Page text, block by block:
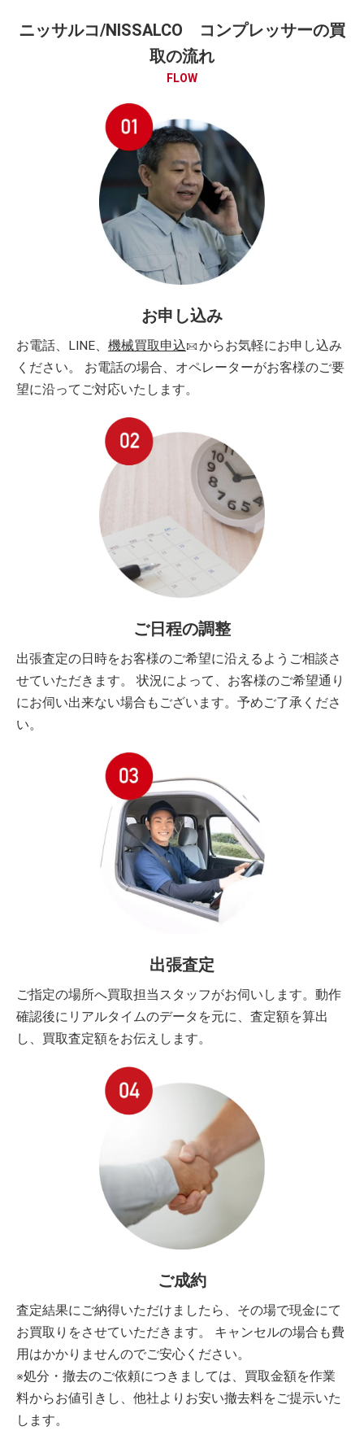
ニッサルコ/NISSALCO コンプレッサーの買
取の流れ
FLOW
お申し込み
お電話、LINE、 機械買取申込
からお気軽にお申し込み
ください。 お電話の場合、オペレーターがお客様のご要
望に沿ってご対応いたします。
ご日程の調整
出張査定の日時をお客様のご希望に沿えるようご相談さ
せていただきます。 状況によって、お客様のご希望通り
にお伺い出来ない場合もございます。予めご了承くださ
い。
出張査定
ご指定の場所へ買取担当スタッフがお伺いします。動作
確認後にリアルタイムのデータを元に、査定額を算出
し、買取査定額をお伝えします。
ご成約
査定結果にご納得いただけましたら、その場で現金にて
お買取りをさせていただきます。 キャンセルの場合も費
用はかかりませんのでご安心ください。
※処分・撤去のご依頼につきましては、買取金額を作業
料からお値引きし、他社よりお安い撤去料をご提示いた
します。